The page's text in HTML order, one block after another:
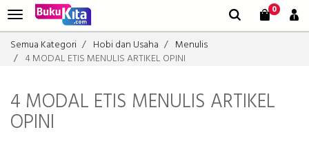
0
Semua Kategori Hobi dan Usaha
Menulis
4 MODAL ETIS MENULIS ARTIKEL OPINI
4 MODAL ETIS MENULIS ARTIKEL
OPINI